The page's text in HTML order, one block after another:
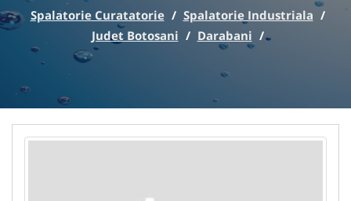
Spalatorie Curatatorie / Spalatorie Industriala /
Judet Botosani / Darabani /